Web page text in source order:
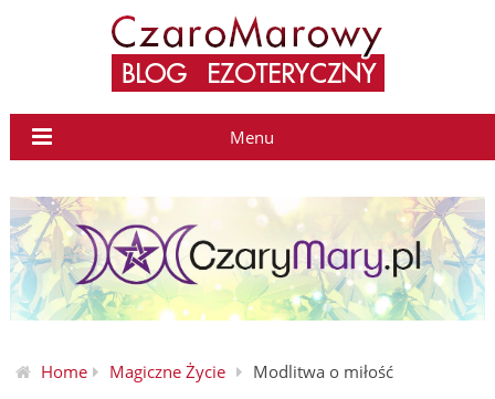
Menu
Home Magiczne Życie Modlitwa o miłość